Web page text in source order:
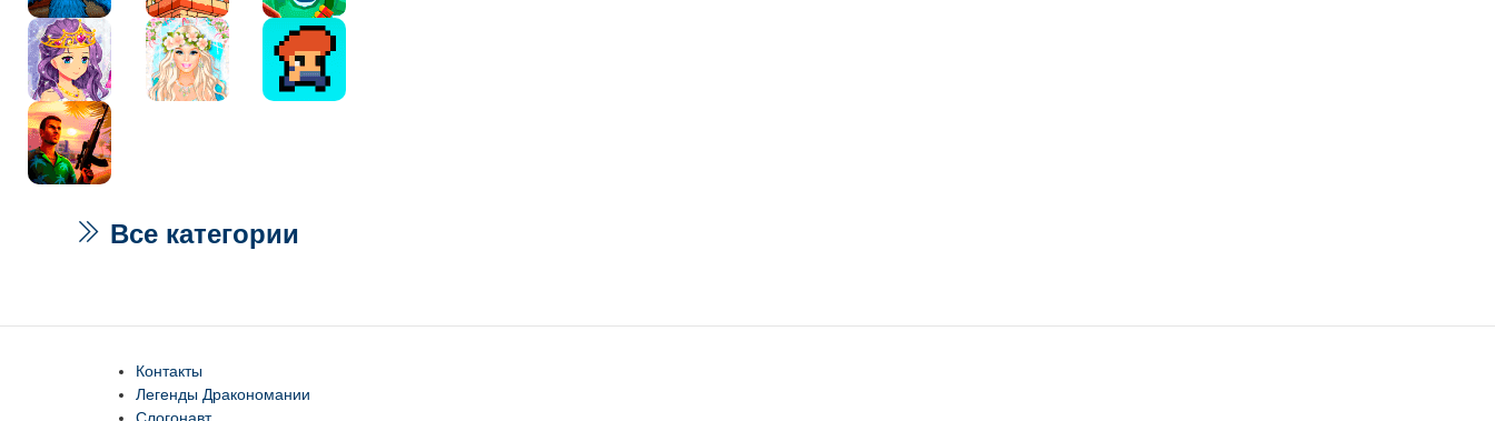
Все категории
Контакты
Легенды Дракономании